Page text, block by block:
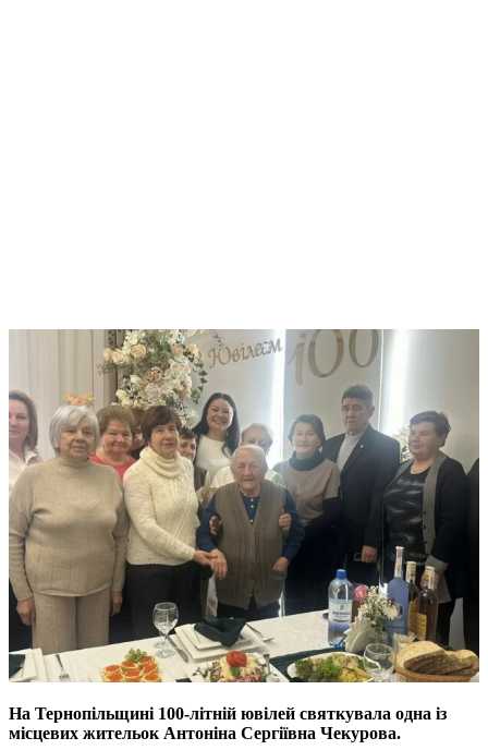
На Тернопільщині 100-літній ювілей святкувала одна із
місцевих жительок Антоніна Сергіївна Чекурова.